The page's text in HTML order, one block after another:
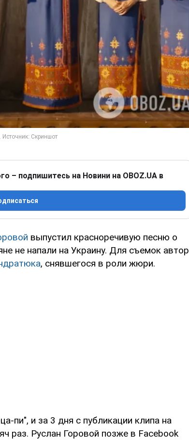
– подпишитесь на Новини на OBOZ.UA в
выпустил красноречивую песню о
не напали на Украину. Для съемок автор
, снявшегося в роли жюри.
пи", и за 3 дня с публикации клипа на
раз. Руслан Горовой позже в Facebook